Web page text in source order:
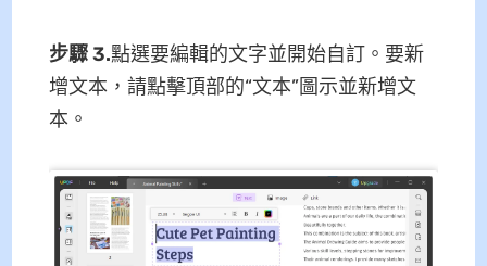
步驟 3.點選要編輯的文字並開始自訂。要新
增文本，請點擊頂部的“文本”圖示並新增文
本。